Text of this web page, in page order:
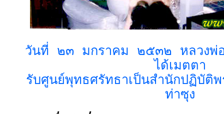
วันที่ ๒๓ มกราคม ๒๕๓๒ หลวงพ่อ
ได้เมตตา
รับศูนย์พุทธศรัทธาเป็นสำนักปฏิบัติ
ท่าซุง